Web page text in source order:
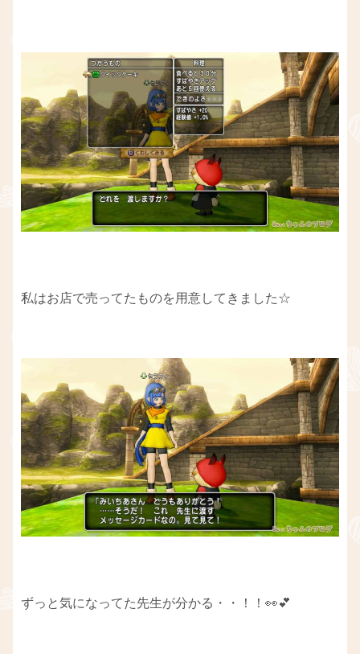
私はお店で売ってたものを用意してきました☆
ずっと気になってた先生が分かる・・！！👀💕